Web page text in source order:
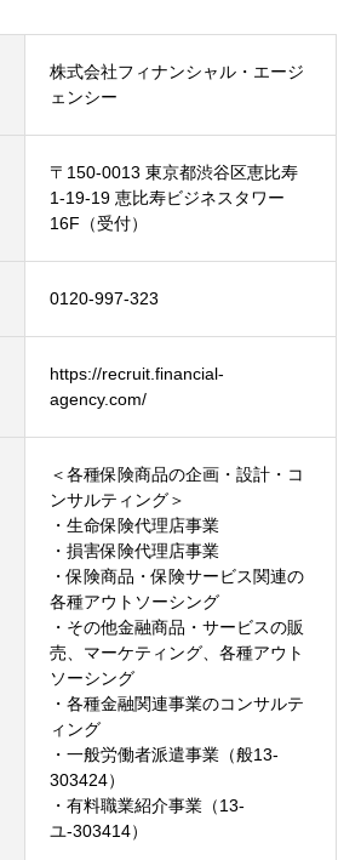
株式会社フィナンシャル・エージ
ェンシー
〒150-0013 東京都渋谷区恵比寿
1-19-19 恵比寿ビジネスタワー
16F（受付）
0120-997-323
https://recruit.financial-
agency.com/
＜各種保険商品の企画・設計・コ
ンサルティング＞
・生命保険代理店事業
・損害保険代理店事業
・保険商品・保険サービス関連の
各種アウトソーシング
・その他金融商品・サービスの販
売、マーケティング、各種アウト
ソーシング
・各種金融関連事業のコンサルテ
ィング
・一般労働者派遣事業（般13-
303424）
・有料職業紹介事業（13-
ユ-303414）